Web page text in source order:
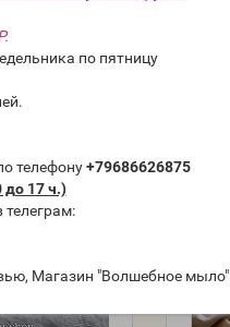
по пятницу
телефону+79686626875
до 17 ч.)
Магазин "Волшебное мыло"